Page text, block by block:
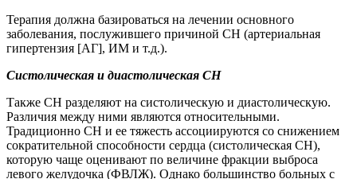
Терапия должна базироваться на лечении основного
заболевания, послужившего причиной СН (артериальная
гипертензия [АГ], ИМ и т.д.).
Систолическая и диастолическая СН
Также СН разделяют на систолическую и диастолическую.
Различия между ними являются относительными.
Традиционно СН и ее тяжесть ассоциируются со снижением
сократительной способности сердца (систолическая СН),
которую чаще оценивают по величине фракции выброса
левого желудочка (ФВЛЖ). Однако большинство больных с